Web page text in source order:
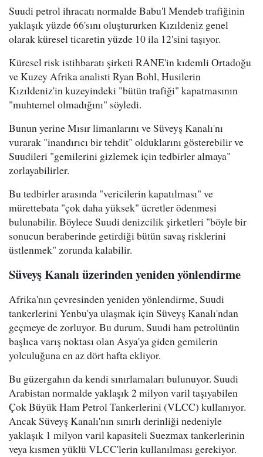
Suudi petrol ihracatı normalde Babu'l Mendeb trafiğinin
yaklaşık yüzde 66'sını oluştururken Kızıldeniz genel
olarak küresel ticaretin yüzde 10 ila 12'sini taşıyor.
Küresel risk istihbaratı şirketi RANE'in kıdemli Ortadoğu
ve Kuzey Afrika analisti Ryan Bohl, Husilerin
Kızıldeniz'in kuzeyindeki "bütün trafiği" kapatmasının
"muhtemel olmadığını" söyledi.
Bunun yerine Mısır limanlarını ve Süveyş Kanalı'nı
vurarak "inandırıcı bir tehdit" olduklarını gösterebilir ve
Suudileri "gemilerini gizlemek için tedbirler almaya"
zorlayabilirler.
Bu tedbirler arasında "vericilerin kapatılması" ve
mürettebata "çok daha yüksek" ücretler ödenmesi
bulunabilir. Böylece Suudi denizcilik şirketleri "böyle bir
sonucun beraberinde getirdiği bütün savaş risklerini
üstlenmek" zorunda kalabilir.
Süveyş Kanalı üzerinden yeniden yönlendirme
Afrika'nın çevresinden yeniden yönlendirme, Suudi
tankerlerini Yenbu'ya ulaşmak için Süveyş Kanalı'ndan
geçmeye de zorluyor. Bu durum, Suudi ham petrolünün
başlıca varış noktası olan Asya'ya giden gemilerin
yolculuğuna en az dört hafta ekliyor.
Bu güzergahın da kendi sınırlamaları bulunuyor. Suudi
Arabistan normalde yaklaşık 2 milyon varil taşıyabilen
Çok Büyük Ham Petrol Tankerlerini (VLCC) kullanıyor.
Ancak Süveyş Kanalı'nın sınırlı derinliği nedeniyle
yaklaşık 1 milyon varil kapasiteli Suezmax tankerlerinin
veya kısmen yüklü VLCC'lerin kullanılması gerekiyor.